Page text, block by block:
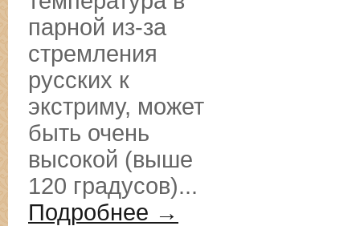
парной из-за
стремления
русских к
экстриму, может
быть очень
высокой (выше
120 градусов)...
Подробнее →